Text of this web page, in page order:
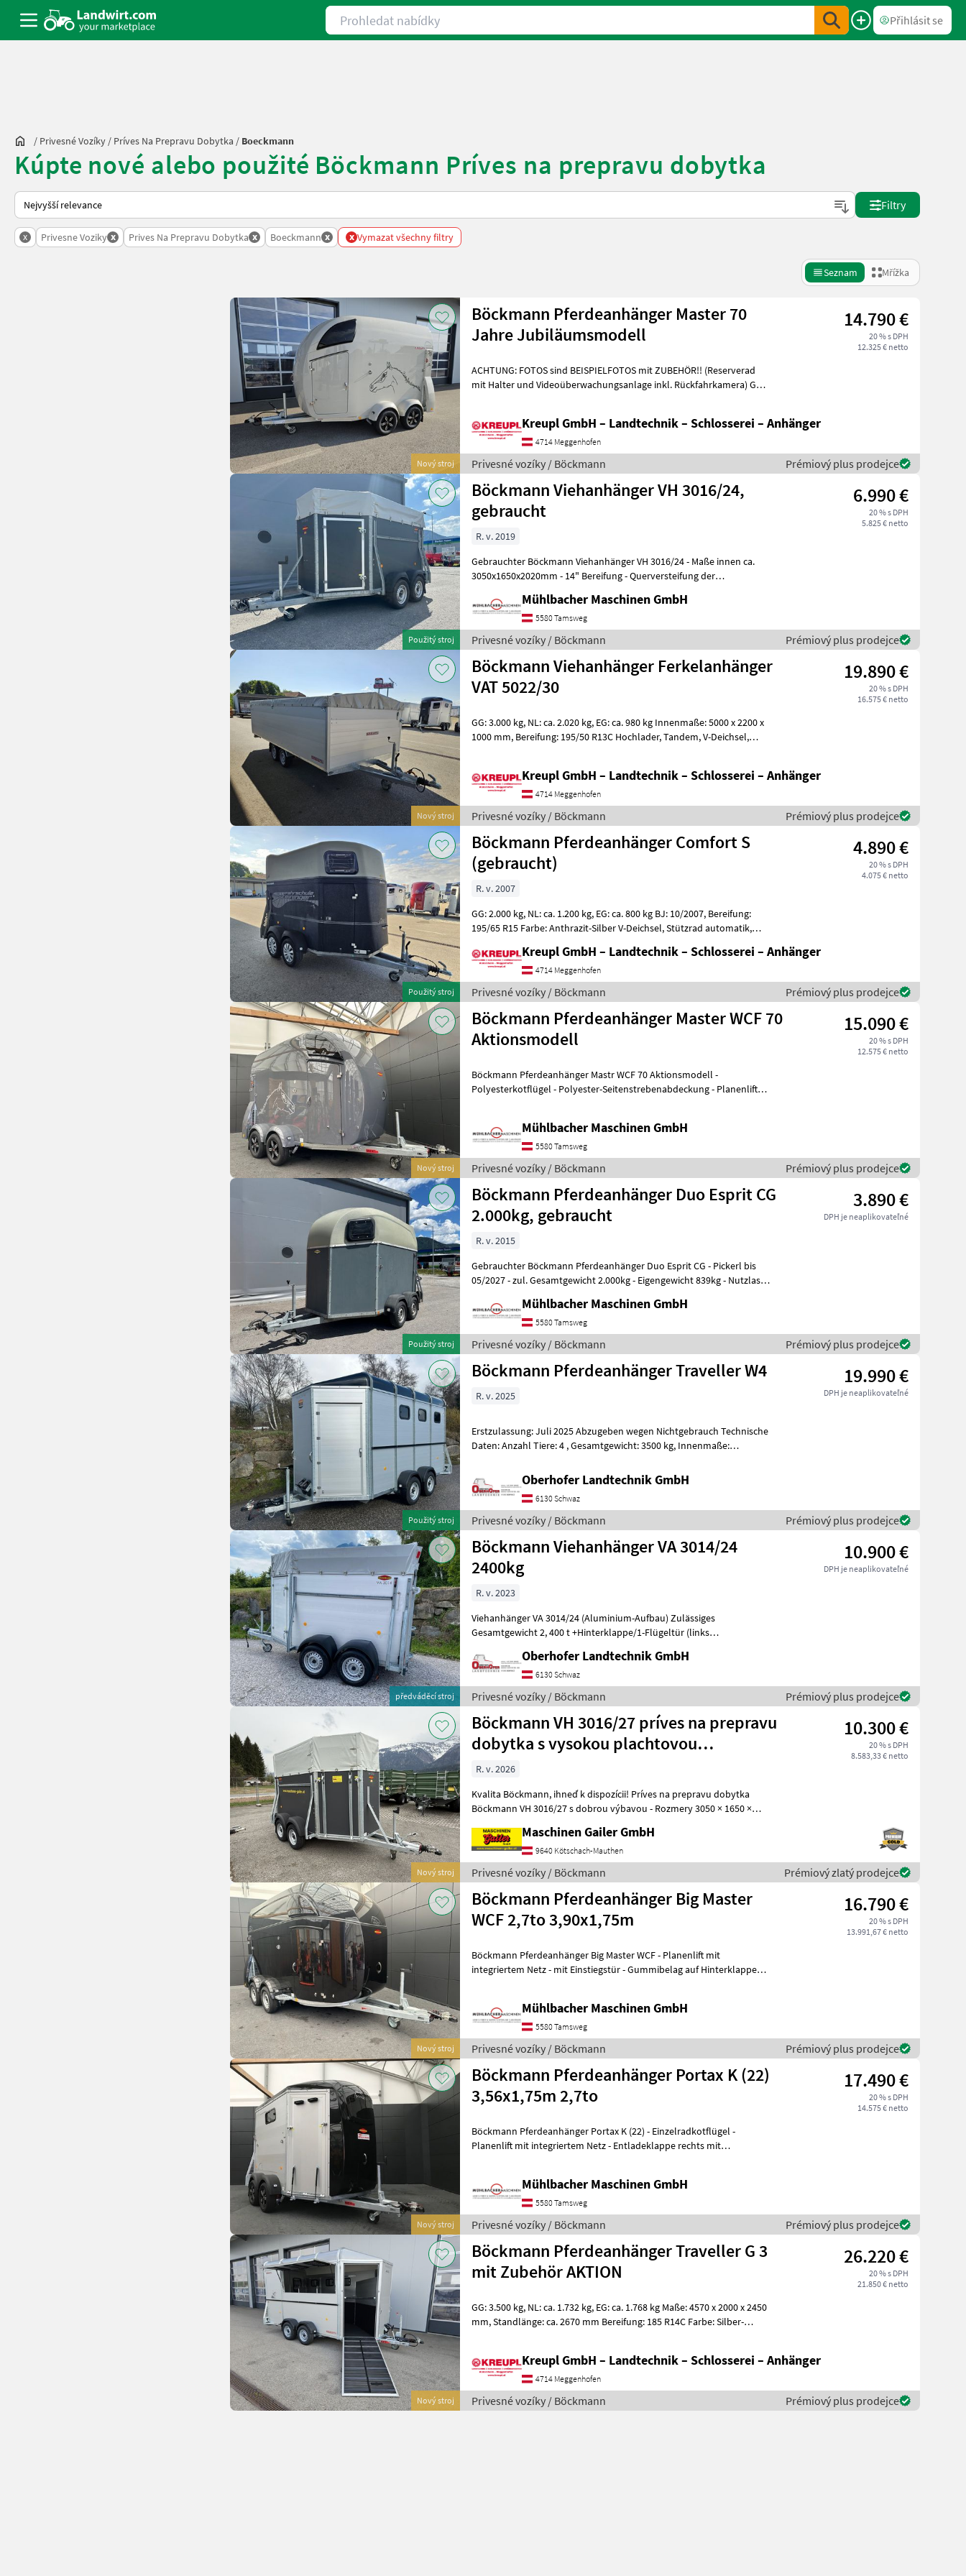
Prohledat nabídky
Přihlásit se
/ Privesné Vozíky / Príves Na Prepravu Dobytka / Boeckmann
Kúpte nové alebo použité Böckmann Príves na prepravu dobytka
Takto se řadí nabídky na Landwirt.com
Filtry
x Privesne Voziky x Prives Na Prepravu Dobytka x Boeckmann x x Vymazat všechny filtry
Seznam Mřížka
Nový stroj
Böckmann Pferdeanhänger Master 70
Jahre Jubiläumsmodell
14.790 €
20 % s DPH
12.325 € netto
ACHTUNG: FOTOS sind BEISPIELFOTOS mit ZUBEHÖR!! (Reserverad
mit Halter und Videoüberwachungsanlage inkl. Rückfahrkamera) GG:
Kreupl GmbH – Landtechnik – Schlosserei – Anhänger
4714 Meggenhofen
Privesné vozíky / Böckmann Prémiový plus prodejce
Použitý stroj
Böckmann Viehanhänger VH 3016/24,
gebraucht
6.990 €
20 % s DPH
5.825 € netto
R. v. 2019
Gebrauchter Böckmann Viehanhänger VH 3016/24 - Maße innen ca.
3050x1650x2020mm - 14" Bereifung - Querversteifung der
Mühlbacher Maschinen GmbH
5580 Tamsweg
Privesné vozíky / Böckmann Prémiový plus prodejce
Nový stroj
Böckmann Viehanhänger Ferkelanhänger
VAT 5022/30
19.890 €
20 % s DPH
16.575 € netto
GG: 3.000 kg, NL: ca. 2.020 kg, EG: ca. 980 kg Innenmaße: 5000 x 2200 x
1000 mm, Bereifung: 195/50 R13C Hochlader, Tandem, V-Deichsel,
Kreupl GmbH – Landtechnik – Schlosserei – Anhänger
4714 Meggenhofen
Privesné vozíky / Böckmann Prémiový plus prodejce
Použitý stroj
Böckmann Pferdeanhänger Comfort S
(gebraucht)
4.890 €
20 % s DPH
4.075 € netto
R. v. 2007
GG: 2.000 kg, NL: ca. 1.200 kg, EG: ca. 800 kg BJ: 10/2007, Bereifung:
195/65 R15 Farbe: Anthrazit-Silber V-Deichsel, Stützrad automatik,
Kreupl GmbH – Landtechnik – Schlosserei – Anhänger
4714 Meggenhofen
Privesné vozíky / Böckmann Prémiový plus prodejce
Nový stroj
Böckmann Pferdeanhänger Master WCF 70
Aktionsmodell
15.090 €
20 % s DPH
12.575 € netto
Böckmann Pferdeanhänger Mastr WCF 70 Aktionsmodell -
Polyesterkotflügel - Polyester-Seitenstrebenabdeckung - Planenlift
Mühlbacher Maschinen GmbH
5580 Tamsweg
Privesné vozíky / Böckmann Prémiový plus prodejce
Použitý stroj
Böckmann Pferdeanhänger Duo Esprit CG
2.000kg, gebraucht
3.890 €
DPH je neaplikovateľné
R. v. 2015
Gebrauchter Böckmann Pferdeanhänger Duo Esprit CG - Pickerl bis
05/2027 - zul. Gesamtgewicht 2.000kg - Eigengewicht 839kg - Nutzlast
Mühlbacher Maschinen GmbH
5580 Tamsweg
Privesné vozíky / Böckmann Prémiový plus prodejce
Použitý stroj
Böckmann Pferdeanhänger Traveller W4 19.990 €
DPH je neaplikovateľné
R. v. 2025
Erstzulassung: Juli 2025 Abzugeben wegen Nichtgebrauch Technische
Daten: Anzahl Tiere: 4 , Gesamtgewicht: 3500 kg, Innenmaße:
Oberhofer Landtechnik GmbH
6130 Schwaz
Privesné vozíky / Böckmann Prémiový plus prodejce
předváděcí stroj
Böckmann Viehanhänger VA 3014/24
2400kg
10.900 €
DPH je neaplikovateľné
R. v. 2023
Viehanhänger VA 3014/24 (Aluminium-Aufbau) Zulässiges
Gesamtgewicht 2, 400 t +Hinterklappe/1-Flügeltür (links
Oberhofer Landtechnik GmbH
6130 Schwaz
Privesné vozíky / Böckmann Prémiový plus prodejce
Nový stroj
Böckmann VH 3016/27 príves na prepravu
dobytka s vysokou plachtovou
nadstavbou
10.300 €
20 % s DPH
8.583,33 € netto
R. v. 2026
Kvalita Böckmann, ihneď k dispozícii! Príves na prepravu dobytka
Böckmann VH 3016/27 s dobrou výbavou - Rozmery 3050 × 1650 ×
Maschinen Gailer GmbH
9640 Kötschach-Mauthen
Privesné vozíky / Böckmann Prémiový zlatý prodejce
Nový stroj
Böckmann Pferdeanhänger Big Master
WCF 2,7to 3,90x1,75m
16.790 €
20 % s DPH
13.991,67 € netto
Böckmann Pferdeanhänger Big Master WCF - Planenlift mit
integriertem Netz - mit Einstiegstür - Gummibelag auf Hinterklappe
Mühlbacher Maschinen GmbH
5580 Tamsweg
Privesné vozíky / Böckmann Prémiový plus prodejce
Nový stroj
Böckmann Pferdeanhänger Portax K (22)
3,56x1,75m 2,7to
17.490 €
20 % s DPH
14.575 € netto
Böckmann Pferdeanhänger Portax K (22) - Einzelradkotflügel -
Planenlift mit integriertem Netz - Entladeklappe rechts mit
Mühlbacher Maschinen GmbH
5580 Tamsweg
Privesné vozíky / Böckmann Prémiový plus prodejce
Nový stroj
Böckmann Pferdeanhänger Traveller G 3
mit Zubehör AKTION
26.220 €
20 % s DPH
21.850 € netto
GG: 3.500 kg, NL: ca. 1.732 kg, EG: ca. 1.768 kg Maße: 4570 x 2000 x 2450
mm, Standlänge: ca. 2670 mm Bereifung: 185 R14C Farbe: Silber-
Kreupl GmbH – Landtechnik – Schlosserei – Anhänger
4714 Meggenhofen
Privesné vozíky / Böckmann Prémiový plus prodejce